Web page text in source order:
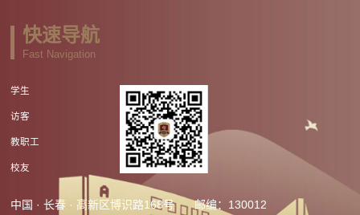
快速导航
Fast Navigation
学生
访客
教职工
校友
中国 · 长春 · 高新区博识路168号 邮编：130012